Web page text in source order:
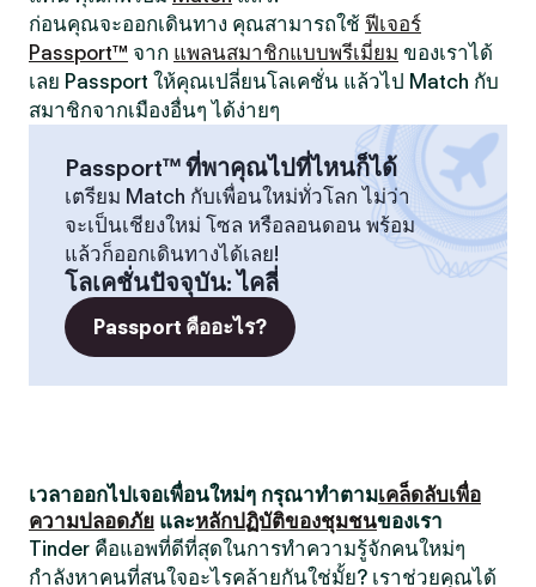
ก่อนคุณจะออกเดินทาง คุณสามารถใช้ ฟีเจอร์
Passport™ จาก แพลนสมาชิกแบบพรีเมี่ยม ของเราได้
เลย Passport ให้คุณเปลี่ยนโลเคชั่น แล้วไป Match กับ
สมาชิกจากเมืองอื่นๆ ได้ง่ายๆ
Passport™ ที่พาคุณไปที่ไหนก็ได้
เตรียม Match กับเพื่อนใหม่ทั่วโลก ไม่ว่า
จะเป็นเชียงใหม่ โซล หรือลอนดอน พร้อม
แล้วก็ออกเดินทางได้เลย!
โลเคชั่นปัจจุบัน:ไคลี่
Passport คืออะไร?
เวลาออกไปเจอเพื่อนใหม่ๆ กรุณาทำตามเคล็ดลับเพื่อ
ความปลอดภัย และหลักปฏิบัติของชุมชนของเรา
Tinder คือแอพที่ดีที่สุดในการทำความรู้จักคนใหม่ๆ
กำลังหาคนที่สนใจอะไรคล้ายกันใช่มั้ย? เราช่วยคุณได้